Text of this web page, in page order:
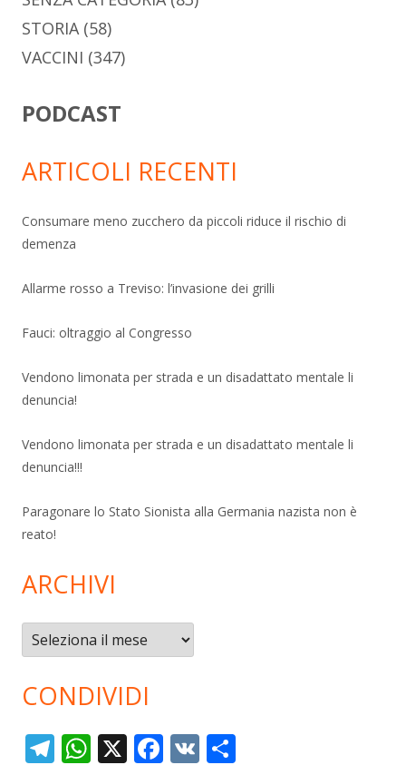
STORIA(58)
VACCINI (347)
PODCAST
ARTICOLI RECENTI
Consumare meno zucchero da piccoli riduce il rischio di
demenza
Allarme rosso a Treviso: l’invasione dei grilli
Fauci: oltraggio al Congresso
Vendono limonata per strada e un disadattato mentale li
denuncia!
Vendono limonata per strada e un disadattato mentale li
denuncia!!!
Paragonare lo Stato Sionista alla Germania nazista non è
reato!
ARCHIVI
Archivi
CONDIVIDI
T W X F V